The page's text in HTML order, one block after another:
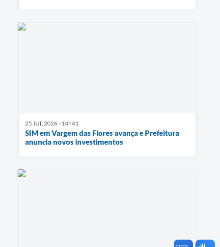
25 JUL 2026 - 14h41
SIM em Vargem das Flores avança e Prefeitura
anuncia novos investimentos